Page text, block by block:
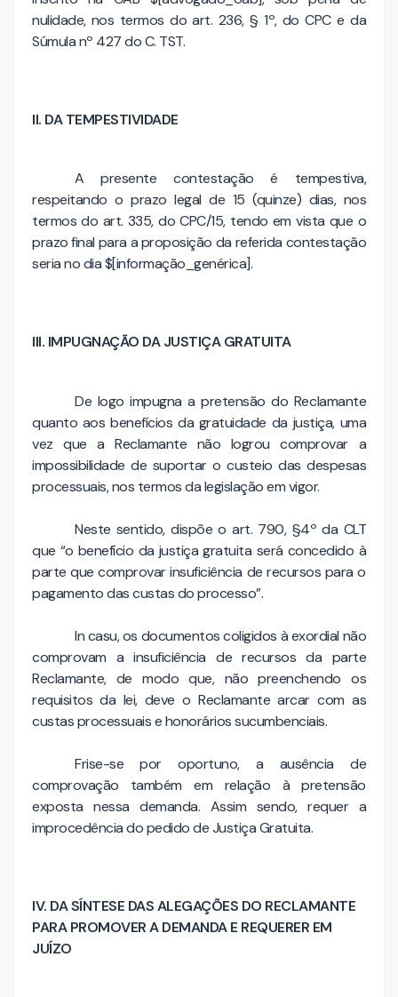
nulidade, nos termos do art. 236, § 1º, do CPC e da
Súmula nº 427 do C. TST.
II. DA TEMPESTIVIDADE
A presente contestação é tempestiva,
respeitando o prazo legal de 15 (quinze) dias, nos
termos do art. 335, do CPC/15, tendo em vista que o
prazo final para a proposição da referida contestação
seria no dia $[informação_genérica].
III. IMPUGNAÇÃO DA JUSTIÇA GRATUITA
De logo impugna a pretensão do Reclamante
quanto aos benefícios da gratuidade da justiça, uma
vez que a Reclamante não logrou comprovar a
impossibilidade de suportar o custeio das despesas
processuais, nos termos da legislação em vigor.
Neste sentido, dispõe o art. 790, §4º da CLT
que “o benefício da justiça gratuita será concedido à
parte que comprovar insuficiência de recursos para o
pagamento das custas do processo”.
In casu, os documentos coligidos à exordial não
comprovam a insuficiência de recursos da parte
Reclamante, de modo que, não preenchendo os
requisitos da lei, deve o Reclamante arcar com as
custas processuais e honorários sucumbenciais.
Frise-se por oportuno, a ausência de
comprovação também em relação à pretensão
exposta nessa demanda. Assim sendo, requer a
improcedência do pedido de Justiça Gratuita.
IV. DA SÍNTESE DAS ALEGAÇÕES DO RECLAMANTE
PARA PROMOVER A DEMANDA E REQUERER EM
JUÍZO